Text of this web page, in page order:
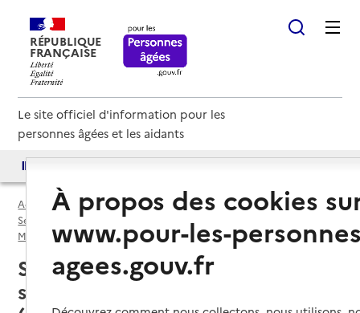
RÉPUBLIQUE
FRANÇAISE
Le site officiel d'information pour les
personnes âgées et les aidants
Accueil
Espace annuaire
Services autonomie à domicile (aide) par département
Maine-et-Loire (49)
Service autonomie à domicile (aide)
Saumur (49400) : liste des 9
services autonomie à domicile
À propos des cookies
www.pour-les-
agees.gouv.fr